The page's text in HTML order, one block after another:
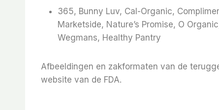
365, Bunny Luv, Cal-Organic,
Marketside, Nature’s Promise, O
Wegmans, Healthy Pantry
Afbeeldingen en zakformaten van de
website van de FDA.